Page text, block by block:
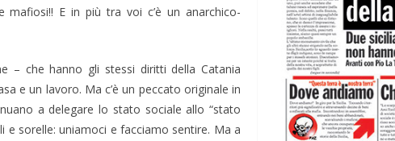
mafiosi!! E in più tra voi c’è un anarchico-
– che hanno gli stessi diritti della Catania
e un lavoro. Ma c’è un peccato originale in
a delegare lo stato sociale allo “stato
sorelle: uniamoci e facciamo sentire. Ma a